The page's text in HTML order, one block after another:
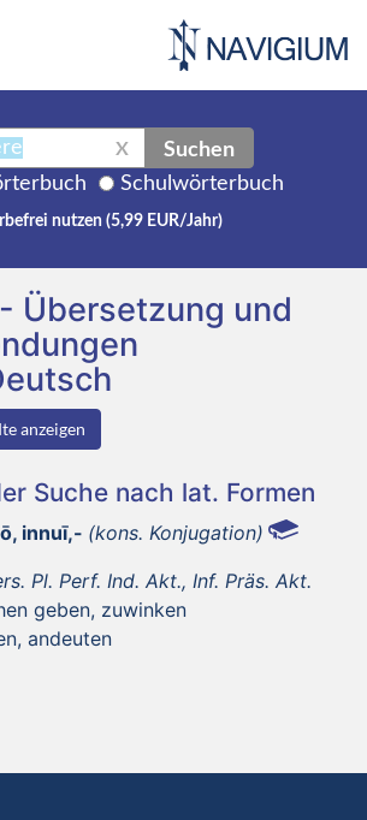
X Suchen
Schulwörterbuch
nutzen (5,99 EUR/Jahr)
Übersetzung und
anzeigen
Suche nach lat. Formen
innuī,- (kons. Konjugation)
Pl. Perf. Ind. Akt., Inf. Präs. Akt.
geben, zuwinken
andeuten